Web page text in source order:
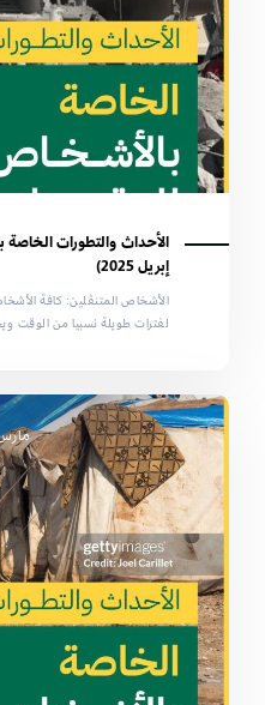
إبريل 2025)
الأشخاص المتنقلين: كافة
لفترات طويلة نسبيا من الوقت
مارس 31,